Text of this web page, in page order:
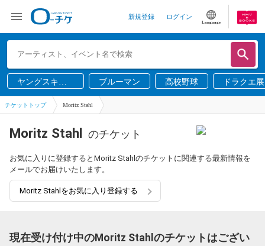
新規登録 ログイン
Language
ヤングスキニ
ー
ブルーマン 高校野球 ドラクエ展
チケットトップ Moritz Stahl
Moritz Stahl のチケット
お気に入りに登録するとMoritz Stahlのチケットに関連する最新情報を
メールでお届けいたします。
Moritz Stahlをお気に入り登録する
現在受け付け中のMoritz Stahlのチケットはござい